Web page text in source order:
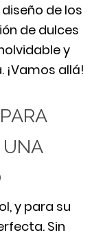
de los
de dulces
y
allá!
y para su
Sin